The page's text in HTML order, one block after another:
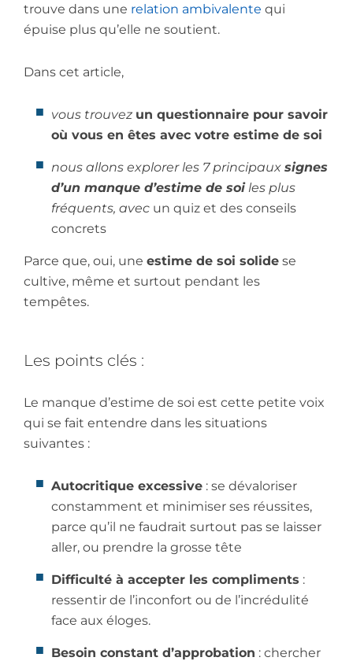
trouve dans une relation ambivalente qui
épuise plus qu’elle ne soutient.
Dans cet article,
vous trouvez un questionnaire pour savoir
où vous en êtes avec votre estime de soi
nous allons explorer les 7 principaux signes
d’un manque d’estime de soiles plus
fréquents, avec un quiz et des conseils
concrets
Parce que, oui, une estime de soi solide se
cultive, même et surtout pendant les
tempêtes.
Les points clés :
Le manque d’estime de soi est cette petite voix
qui se fait entendre dans les situations
suivantes :
Autocritique excessive : se dévaloriser
constamment et minimiser ses réussites,
parce qu’il ne faudrait surtout pas se laisser
aller, ou prendre la grosse tête
Difficulté à accepter les compliments :
ressentir de l’inconfort ou de l’incrédulité
face aux éloges.
Besoin constant d’approbation : chercher